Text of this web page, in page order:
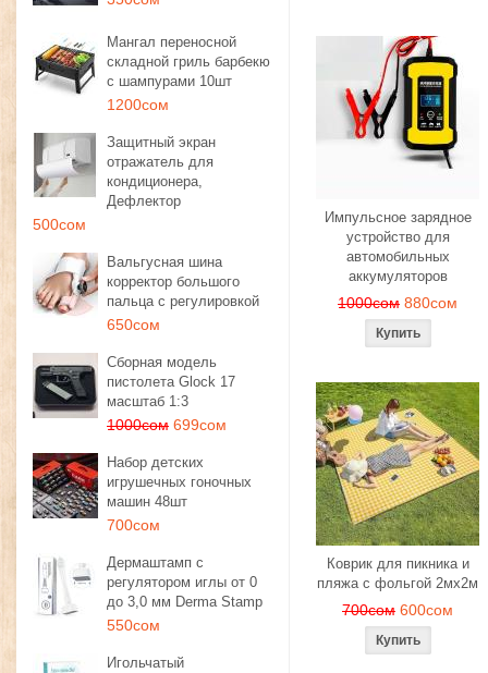
Мангал переносной
складной гриль барбекю
с шампурами 10шт
1200сом
Защитный экран
отражатель для
кондиционера,
Дефлектор
500сом
Вальгусная шина
корректор большого
пальца с регулировкой
650сом
Сборная модель
пистолета Glock 17
масштаб 1:3
1000сом 699сом
Набор детских
игрушечных гоночных
машин 48шт
700сом
Дермаштамп с
регулятором иглы от 0
до 3,0 мм Derma Stamp
550сом
Игольчатый
Импульсное зарядное
устройство для
автомобильных
аккумуляторов
1000сом 880сом
Коврик для пикника и
пляжа с фольгой 2мх2м
700сом 600сом